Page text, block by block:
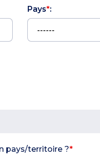
Pays*:
pays/territoire ?*